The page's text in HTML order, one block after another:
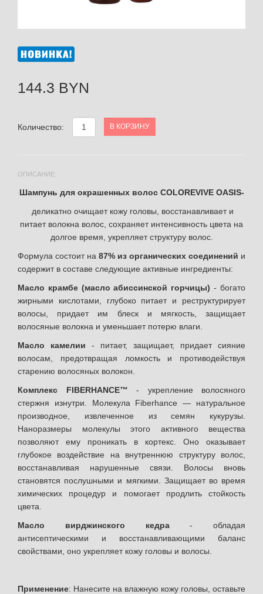
144.3 BYN
Количество: В КОРЗИНУ
ОПИСАНИЕ:
Шампунь для окрашенных волос COLOREVIVE OASIS-
деликатно очищает кожу головы, восстанавливает и
питает волокна волос, сохраняет интенсивность цвета на
долгое время, укрепляет структуру волос.
Формула состоит на 87% из органических соединений и
содержит в составе следующие активные ингредиенты:
Масло крамбе (масло абиссинской горчицы) - богато
жирными кислотами, глубоко питает и реструктурирует
волосы, придает им блеск и мягкость, защищает
волосяные волокна и уменьшает потерю влаги.
Масло камелии - питает, защищает, придает сияние
волосам, предотвращая ломкость и противодействуя
старению волосяных волокон.
Комплекс FIBERHANCE™ - укрепление волосяного
стержня изнутри. Молекула Fiberhance — натуральное
производное, извлеченное из семян кукурузы.
Наноразмеры молекулы этого активного вещества
позволяют ему проникать в кортекс. Оно оказывает
глубокое воздействие на внутреннюю структуру волос,
восстанавливая нарушенные связи. Волосы вновь
становятся послушными и мягкими. Защищает во время
химических процедур и помогает продлить стойкость
цвета.
Масло вирджинского кедра- обладая
антисептическими и восстанавливающими баланс
свойствами, оно укрепляет кожу головы и волосы.
Применение: Нанесите на влажную кожу головы, оставьте